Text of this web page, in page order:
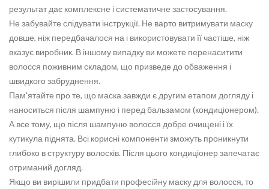
результат дає комплексне і систематичне застосування.
Не забувайте слідувати інструкції. Не варто витримувати маску
довше, ніж передбачалося на і використовувати її частіше, ніж
вказує виробник. В іншому випадку ви можете перенаситити
волосся поживним складом, що призведе до обваження і
швидкого забруднення.
Пам'ятайте про те, що маска завжди є другим етапом догляду і
наноситься після шампуню і перед бальзамом (кондиціонером).
А все тому, що після шампуню волосся добре очищені і їх
кутикула піднята. Всі корисні компоненти зможуть проникнути
глибоко в структуру волосків. Після цього кондиціонер запечатає
отриманий догляд.
Якщо ви вирішили придбати професійну маску для волосся, то